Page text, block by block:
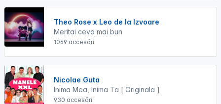
Theo Rose x Leo de la Izvoare
Meritai ceva mai bun
1069 accesări
Nicolae Guta
Inima Mea, Inima Ta [ Originala ]
930 accesări